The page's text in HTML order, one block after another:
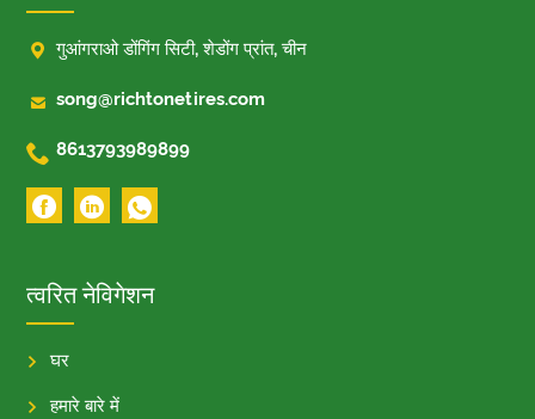
 गुआंगराओ डोंगिंग सिटी, शेडोंग प्रांत, चीन
 song@richtonetires.com
 8613793989899
त्वरित नेविगेशन
घर
हमारे बारे में